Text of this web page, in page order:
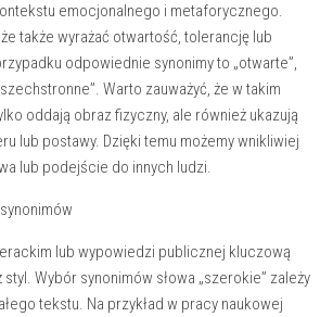
emocjonalnego i metaforycznego.
także wyrażać otwartość, tolerancję lub
odpowiednie synonimy to „otwarte”,
Warto zauważyć, że w takim
oddają obraz fizyczny, ale również ukazują
lub postawy. Dzięki temu możemy wnikliwiej
lub podejście do innych ludzi.
lub wypowiedzi publicznej kluczową
Wybór synonimów słowa „szerokie” zależy
tekstu. Na przykład w pracy naukowej